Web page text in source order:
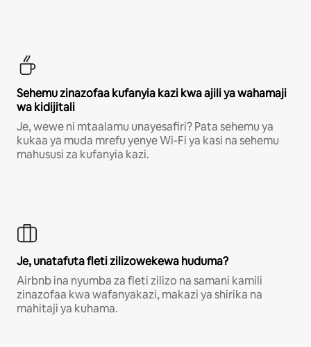
Sehemu zinazofaa kufanyia kazi kwa ajili ya wahamaji
wa kidijitali
Je, wewe ni mtaalamu unayesafiri? Pata sehemu ya
kukaa ya muda mrefu yenye Wi-Fi ya kasi na sehemu
mahususi za kufanyia kazi.
Je, unatafuta fleti zilizowekewa huduma?
Airbnb ina nyumba za fleti zilizo na samani kamili
zinazofaa kwa wafanyakazi, makazi ya shirika na
mahitaji ya kuhama.